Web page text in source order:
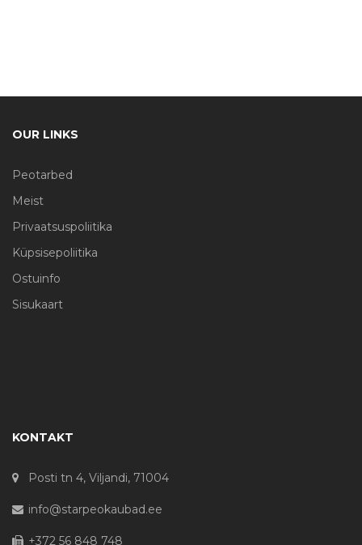
OUR LINKS
Peotarbed
Meist
Privaatsuspoliitika
Küpsisepoliitika
Ostuinfo
Sisukaart
KONTAKT
Posti tn 4, Viljandi, 71004
info@starpeokaubad.ee
+372 56 848 748